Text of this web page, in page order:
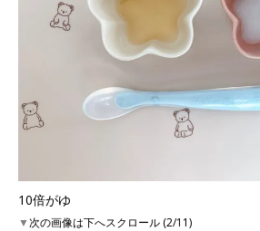
10倍がゆ
▼次の画像は下へスクロール (2/11)